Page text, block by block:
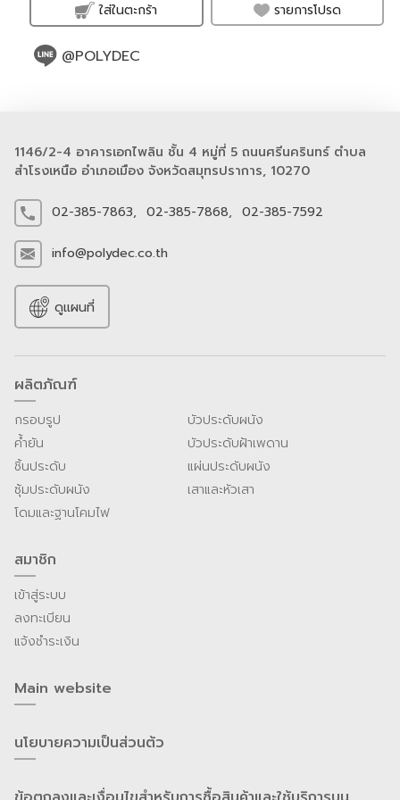
ใส่ในตะกร้า รายการโปรด
@POLYDEC
1146/2-4 อาคารเอกไพลิน ชั้น 4 หมู่ที่ 5 ถนนศรีนครินทร์ ตำบล
สำโรงเหนือ อำเภอเมือง จังหวัดสมุทรปราการ, 10270
02-385-7863, 02-385-7868, 02-385-7592
info@polydec.co.th
ดูแผนที่
ผลิตภัณฑ์
กรอบรูป
ค้ำยัน
ชิ้นประดับ
ซุ้มประดับผนัง
โดมและฐานโคมไฟ
บัวประดับผนัง
บัวประดับฝ้าเพดาน
แผ่นประดับผนัง
เสาและหัวเสา
สมาชิก
เข้าสู่ระบบ
ลงทะเบียน
แจ้งชำระเงิน
Main website
นโยบายความเป็นส่วนต้ว